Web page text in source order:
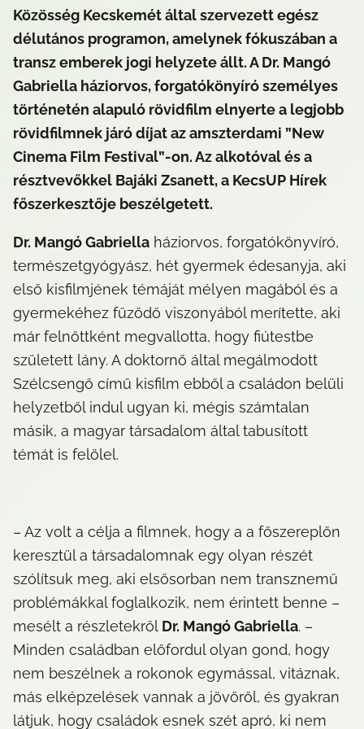
Közösség Kecskemét által szervezett egész
délutános programon, amelynek fókuszában a
transz emberek jogi helyzete állt. A Dr. Mangó
Gabriella háziorvos, forgatókönyíró személyes
történetén alapuló rövidfilm elnyerte a legjobb
rövidfilmnek járó díjat az amszterdami ”New
Cinema Film Festival”-on. Az alkotóval és a
résztvevőkkel Bajáki Zsanett, a KecsUP Hírek
főszerkesztője beszélgetett.
Dr. Mangó Gabriella háziorvos, forgatókönyvíró,
természetgyógyász, hét gyermek édesanyja, aki
első kisfilmjének témáját mélyen magából és a
gyermekéhez fűződő viszonyából merítette, aki
már felnőttként megvallotta, hogy fiútestbe
született lány. A doktornő által megálmodott
Szélcsengő című kisfilm ebből a családon belüli
helyzetből indul ugyan ki, mégis számtalan
másik, a magyar társadalom által tabusított
témát is felölel.
– Az volt a célja a filmnek, hogy a a főszereplőn
keresztül a társadalomnak egy olyan részét
szólítsuk meg, aki elsősorban nem transznemű
problémákkal foglalkozik, nem érintett benne –
mesélt a részletekről Dr. Mangó Gabriella. –
Minden családban előfordul olyan gond, hogy
nem beszélnek a rokonok egymással, vitáznak,
más elképzelések vannak a jövőről, és gyakran
látjuk, hogy családok esnek szét apró, ki nem